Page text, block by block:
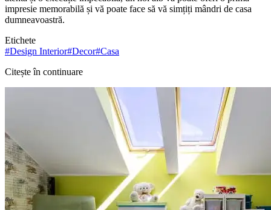
impresie memorabilă și vă poate face să vă simțiți mândri de casa
dumneavoastră.
Etichete
#Design Interior#Decor#Casa
Citește în continuare